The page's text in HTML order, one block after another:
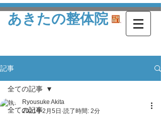
あきたの整体院
記事
全ての記事
全ての記事
Ryousuke Akita
2021年2月5日 読了時間: 2分